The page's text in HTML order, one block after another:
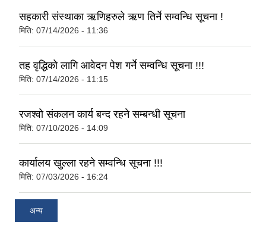
सहकारी संस्थाका ऋणिहरुले ऋण तिर्ने सम्वन्धि सूचना !
मिति: 07/14/2026 - 11:36
तह वृद्धिको लागि आवेदन पेश गर्ने सम्वन्धि सूचना !!!
मिति: 07/14/2026 - 11:15
रजश्वो संकलन कार्य बन्द रहने सम्बन्धी सूचना
मिति: 07/10/2026 - 14:09
कार्यालय खुल्ला रहने सम्वन्धि सूचना !!!
मिति: 07/03/2026 - 16:24
अन्य